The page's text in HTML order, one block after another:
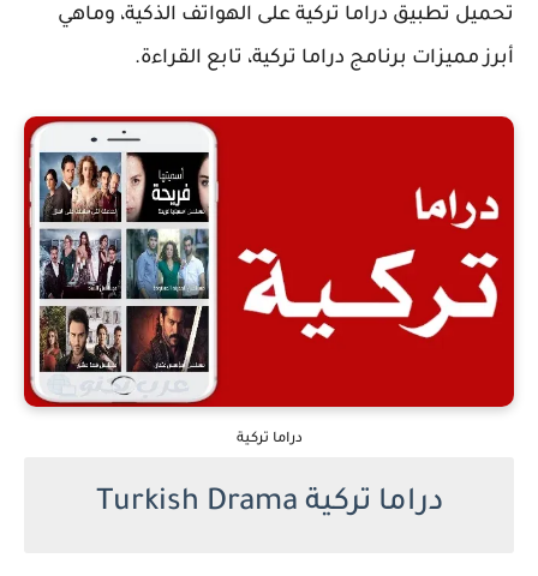
تحميل تطبيق دراما تركية على الهواتف الذكية، وماهي
أبرز مميزات برنامج دراما تركية، تابع القراءة.
دراما تركية
دراما تركية Turkish Drama